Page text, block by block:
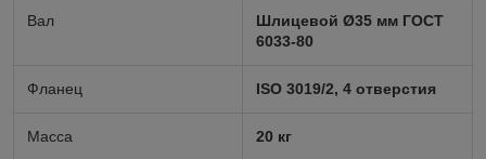
Вал
Шлицевой Ø35 мм ГОСТ
6033-80
Фланец ISO 3019/2, 4 отверстия
Масса 20 кг